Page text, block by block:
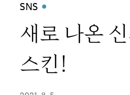
SNS
새로 나온
스킨!